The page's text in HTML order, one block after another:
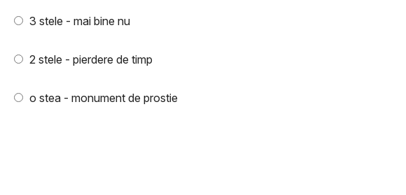
3 stele - mai bine nu
2 stele - pierdere de timp
o stea - monument de prostie